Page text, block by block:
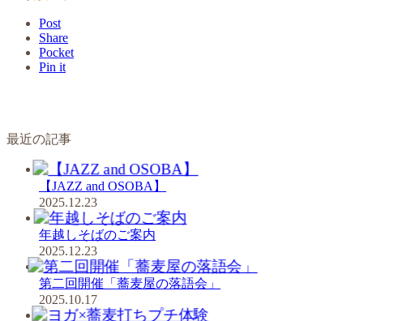
Post
Share
Pocket
Pin it
最近の記事
【JAZZ and OSOBA】
2025.12.23
年越しそばのご案内
2025.12.23
第二回開催「蕎麦屋の落語会」
2025.10.17